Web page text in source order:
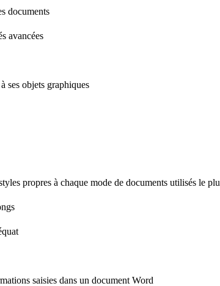
documents
avancées
ses objets graphiques
propres à chaque mode de documents utilisés le
saisies dans un document Word